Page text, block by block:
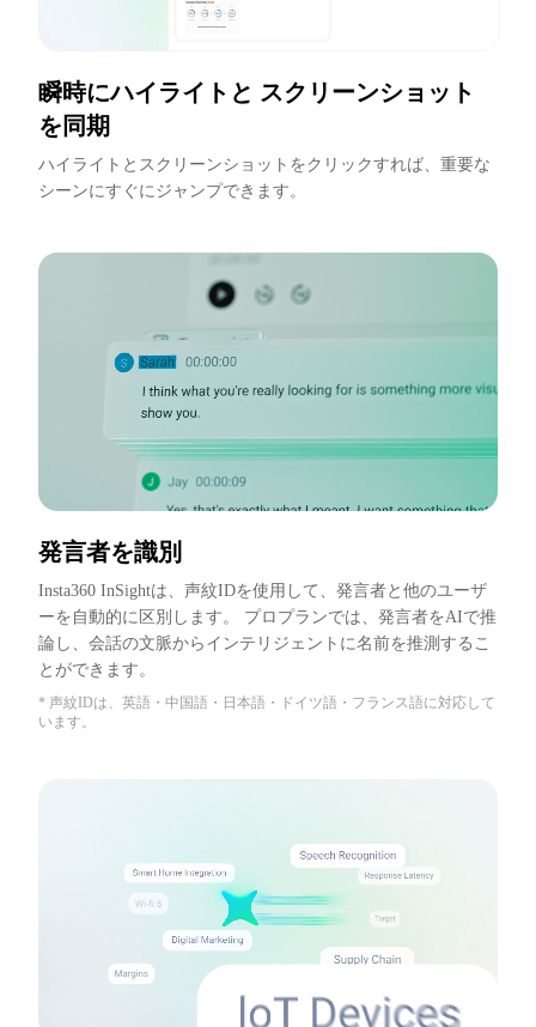
瞬時にハイライトと スクリーンショット
を同期
ハイライトとスクリーンショットをクリックすれば、重要な
シーンにすぐにジャンプできます。
発言者を識別
Insta360 InSightは、声紋IDを使用して、発言者と他のユーザ
ーを自動的に区別します。 プロプランでは、発言者をAIで推
論し、会話の文脈からインテリジェントに名前を推測するこ
とができます。
* 声紋IDは、英語・中国語・日本語・ドイツ語・フランス語に対応して
います。